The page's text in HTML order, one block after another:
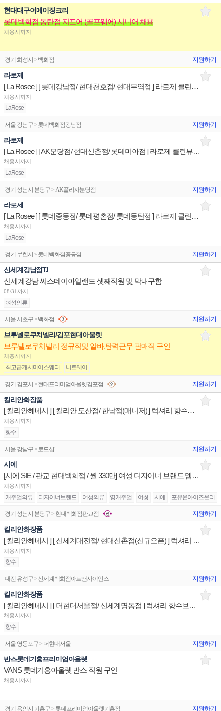
현대대구어메이징크리
롯데백화점 동탄점 지포어 (골프웨어) 시니어 채용
채용시까지
경기 화성시 > 백화점 지원하기
라로제
[ La Rosee ] [ 롯데강남점/ 현대천호점/ 현대무역점 ] 라로제 클린뷰티 제품디스플레이 판매직원
채용시까지
LaRose
서울 강남구 > 롯데백화점강남점 지원하기
라로제
[ La Rosee ] [ AK분당점/ 현대신촌점/ 롯데미아점 ] 라로제 클린뷰티 제품디스플레이 판매직원
채용시까지
LaRose
경기 성남시 분당구 > AK플라자분당점 지원하기
라로제
[ La Rosee ] [ 롯데중동점/ 롯데평촌점/ 롯데동탄점 ] 라로제 클린뷰티 제품디스플레이 판매직원
채용시까지
LaRose
경기 부천시 > 롯데백화점중동점 지원하기
신세계강남점T.I
신세계강남 써스데이아일랜드 셋째직원 및 막내구함
08/31까지
여성의류
서울 서초구 > 백화점 지원하기
브루넬로쿠치넬리/김포현대아울렛
브루넬로쿠치넬리 정규직및 알바.탄력근무 판매직 구인
채용시까지
최고급캐시미어스웨터 니트웨어
경기 김포시 > 현대프리미엄아울렛김포점 지원하기
킬리안화장품
[ 킬리안헤네시 ] [ 킬리안 도산점/ 한남점(매니저) ] 럭셔리 향수브랜드 제품디스플레이 판매전문직원
채용시까지
향수
서울 강남구 > 로드샵 지원하기
시에
[시에 SIE / 판교 현대백화점 / 월 330만] 여성 디자이너 브랜드 멤버 구인
채용시까지
캐주얼의류 디자이너브랜드 여성의류 영캐주얼 여성 시에 포유온아이즈온리
경기 성남시 분당구 > 현대백화점판교점 지원하기
킬리안화장품
[ 킬리안헤네시 ] [ 신세계대전점/ 현대신촌점(신규오픈) ] 럭셔리 향수브랜드 제품디스플레이 판매전문직원
채용시까지
향수
대전 유성구 > 신세계백화점아트앤사이언스 지원하기
킬리안화장품
[ 킬리안헤네시 ] [ 더현대서울점/ 신세계명동점 ] 럭셔리 향수브랜드 제품디스플레이 판매전문직원
채용시까지
향수
서울 영등포구 > 더현대서울 지원하기
반스롯데기흥프리미엄아울렛
VANS 롯데기흥아울렛 반스 직원 구인
채용시까지
경기 용인시 기흥구 > 롯데프리미엄아울렛기흥점 지원하기